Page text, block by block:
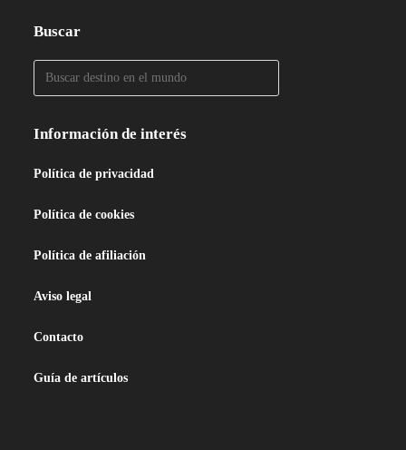
Buscar
Información de interés
Política de privacidad
Política de cookies
Política de afiliación
Aviso legal
Contacto
Guía de artículos